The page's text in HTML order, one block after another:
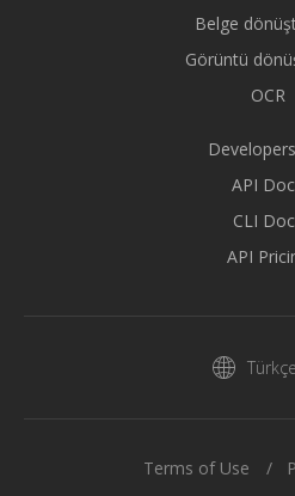
Belge
Görüntü
OCR
API
CLI
API
Türkçe
Terms of Use